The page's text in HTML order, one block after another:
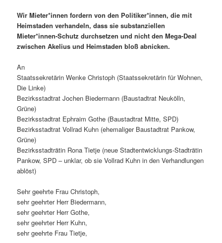
Wir Mieter*innen fordern von den Politiker*innen, die mit
Heimstaden verhandeln, dass sie substanziellen
Mieter*innen-Schutz durchsetzen und nicht den Mega-Deal
zwischen Akelius und Heimstaden bloß abnicken.
An
Staatssekretärin Wenke Christoph (Staatssekretärin für Wohnen,
Die Linke)
Bezirksstadtrat Jochen Biedermann (Baustadtrat Neukölln,
Grüne)
Bezirksstadtrat Ephraim Gothe (Baustadtrat Mitte, SPD)
Bezirksstadtrat Vollrad Kuhn (ehemaliger Baustadtrat Pankow,
Grüne)
Bezirksstadträtin Rona Tietje (neue Stadtentwicklungs-Stadträtin
Pankow, SPD – unklar, ob sie Vollrad Kuhn in den Verhandlungen
ablöst)
Sehr geehrte Frau Christoph,
sehr geehrter Herr Biedermann,
sehr geehrter Herr Gothe,
sehr geehrter Herr Kuhn,
sehr geehrte Frau Tietje,